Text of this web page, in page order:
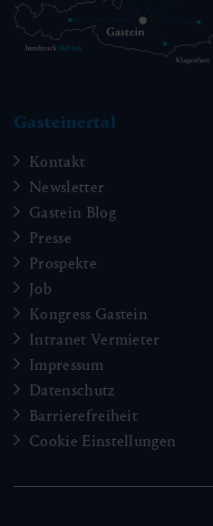
Gasteinertal
Kontakt
Newsletter
Gastein Blog
Presse
Prospekte
Job
Kongress Gastein
Intranet Vermieter
Impressum
Datenschutz
Barrierefreiheit
Cookie Einstellungen